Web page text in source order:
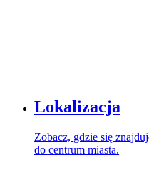
Lokalizacja
Zobacz, gdzie się
do centrum miasta.